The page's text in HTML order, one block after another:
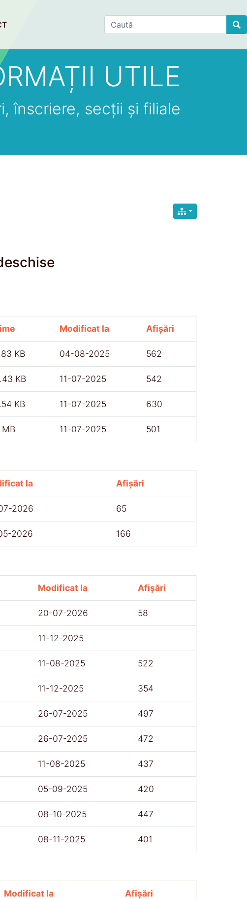
Find
UTILE
înscriere, secții și filiale
Modificat la Afișări
KB 04-08-2025 562
KB 11-07-2025 542
KB 11-07-2025 630
MB 11-07-2025 501
la Afișări
2026 65
2026 166
Modificat la Afișări
20-07-2026 58
11-12-2025
11-08-2025 522
11-12-2025 354
26-07-2025 497
26-07-2025 472
11-08-2025 437
05-09-2025 420
08-10-2025 447
08-11-2025 401
Modificat la Afișări